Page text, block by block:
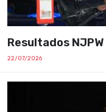
Resultados
22/07/2026